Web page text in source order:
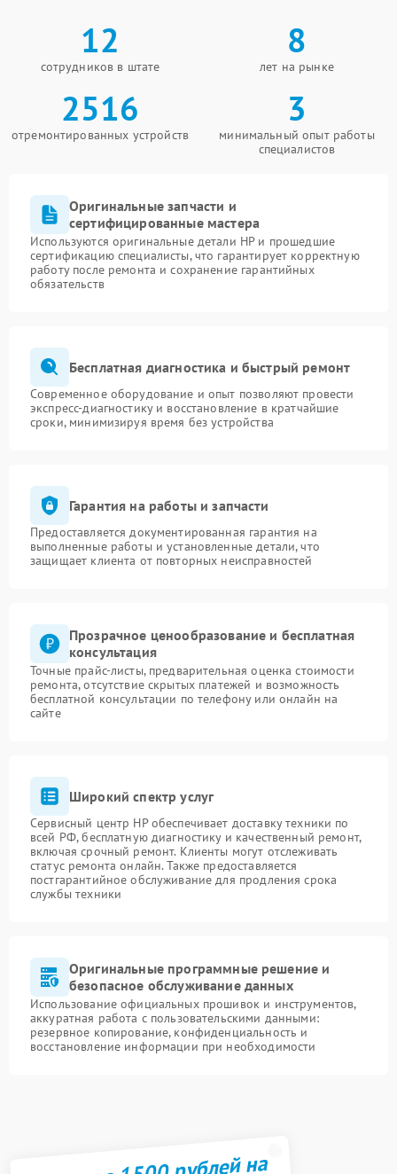
12
сотрудников в штате
8
лет на рынке
2516
отремонтированных устройств
3
минимальный опыт работы
специалистов
Оригинальные запчасти и
сертифицированные мастера
Используются оригинальные детали HP и прошедшие
сертификацию специалисты, что гарантирует корректную
работу после ремонта и сохранение гарантийных
обязательств
Бесплатная диагностика и быстрый ремонт
Современное оборудование и опыт позволяют провести
экспресс-диагностику и восстановление в кратчайшие
сроки, минимизируя время без устройства
Гарантия на работы и запчасти
Предоставляется документированная гарантия на
выполненные работы и установленные детали, что
защищает клиента от повторных неисправностей
Прозрачное ценообразование и бесплатная
консультация
Точные прайс-листы, предварительная оценка стоимости
ремонта, отсутствие скрытых платежей и возможность
бесплатной консультации по телефону или онлайн на
сайте
Широкий спектр услуг
Сервисный центр HP обеспечивает доставку техники по
всей РФ, бесплатную диагностику и качественный ремонт,
включая срочный ремонт. Клиенты могут отслеживать
статус ремонта онлайн. Также предоставляется
постгарантийное обслуживание для продления срока
службы техники
Оригинальные программные решение и
безопасное обслуживание данных
Использование официальных прошивок и инструментов,
аккуратная работа с пользовательскими данными:
резервное копирование, конфиденциальность и
восстановление информации при необходимости